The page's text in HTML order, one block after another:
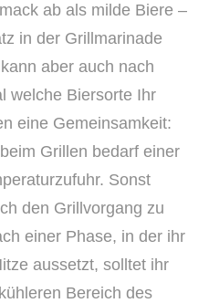
ab als milde Biere –
in der Grillmarinade
aber auch nach
welche Biersorte Ihr
eine Gemeinsamkeit:
Grillen bedarf einer
Sonst
den Grillvorgang zu
einer Phase, in der ihr
aussetzt, solltet ihr
Bereich des